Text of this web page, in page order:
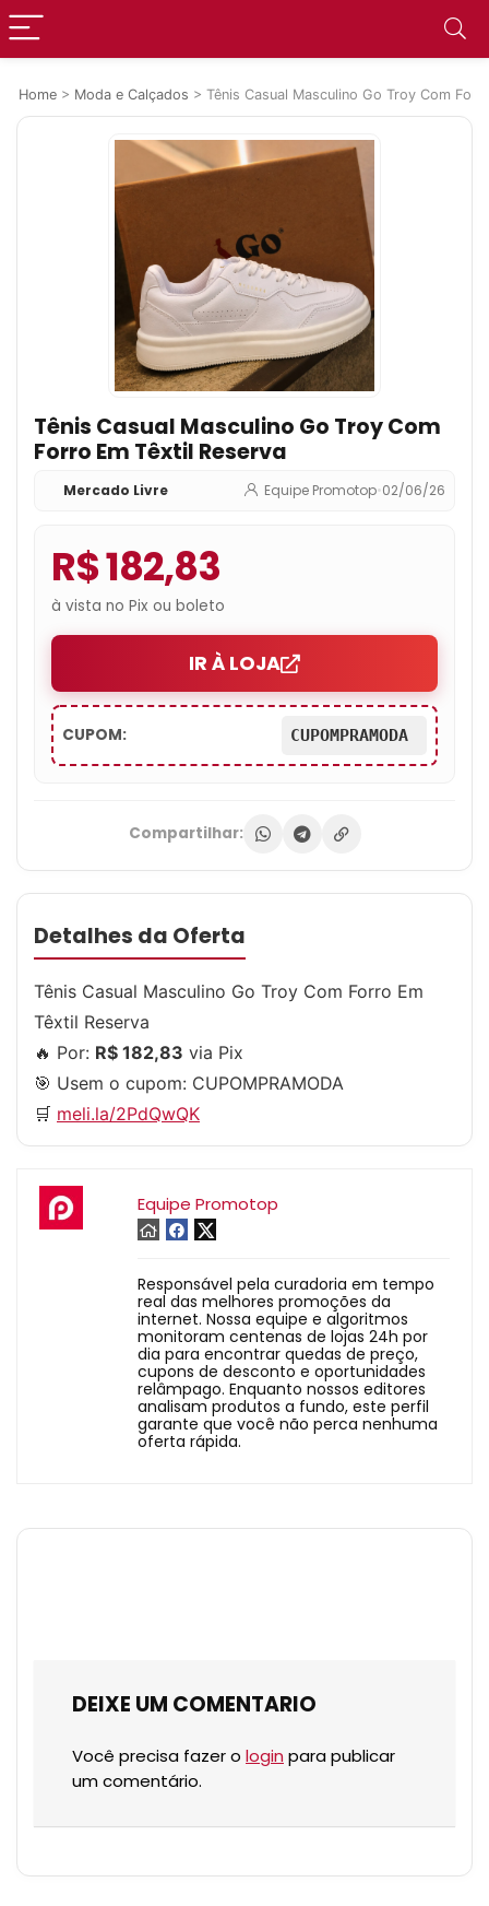
Home > Moda e Calçados > Tênis Casual Masculino Go Troy Com
Tênis Casual Masculino Go Troy Com
Forro Em Têxtil Reserva
Mercado Livre Equipe Promotop•02/06/26
R$ 182,83
à vista no Pix ou boleto
IR À LOJA
CUPOM: CUPOMPRAMODA
Compartilhar:
Detalhes da Oferta
Tênis Casual Masculino Go Troy Com Forro Em
Têxtil Reserva
🔥 Por: R$ 182,83 via Pix
🎯 Usem o cupom: CUPOMPRAMODA
🛒 meli.la/2PdQwQK
Equipe Promotop
Responsável pela curadoria em tempo
real das melhores promoções da
internet. Nossa equipe e algoritmos
monitoram centenas de lojas 24h por
dia para encontrar quedas de preço,
cupons de desconto e oportunidades
relâmpago. Enquanto nossos editores
analisam produtos a fundo, este perfil
garante que você não perca nenhuma
oferta rápida.
DEIXE UM COMENTARIO
Você precisa fazer o login para publicar
um comentário.